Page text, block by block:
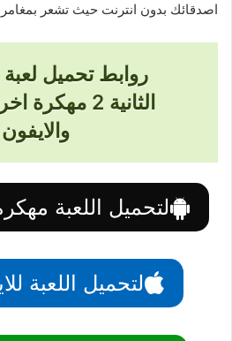
اصدقائك بدون انترنت حيث تشعر
روابط تحميل لعبة
الثانية 2
لتحميل اللعبة
لتحميل اللعبة